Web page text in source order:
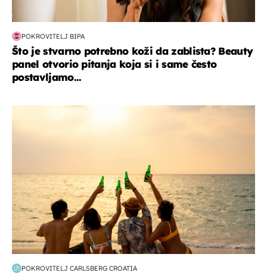
POKROVITELJ BIPA
Što je stvarno potrebno koži da zablista? Beauty
panel otvorio pitanja koja si i same često
postavljamo...
POKROVITELJ CARLSBERG CROATIA